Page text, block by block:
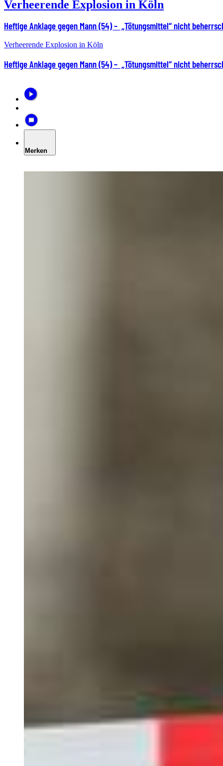
Verheerende Explosion in Köln
Heftige Anklage gegen Mann (54) – „Tötungsmittel“ nicht
Verheerende Explosion in Köln
Heftige Anklage gegen Mann (54) – „Tötungsmittel“ nicht
Merken